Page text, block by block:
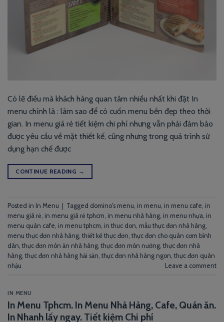
Có lẽ điều mà khách hàng quan tâm nhiều nhất khi đặt In
menu chính là : làm sao để có cuốn menu bền đẹp theo thời
gian. In menu giá rẻ tiết kiệm chi phí nhưng vẫn phải đảm bảo
được yêu cầu về mặt thiết kế, cũng nhưng trong quá trình sử
dụng hạn chế được
CONTINUE READING →
Posted in In Menu | Tagged domino's menu in menu in menu cafe in
menu giá rẻ in menu giá rẻ tphcm in menu nhà hàng in menu nhựa in
menu quán cafe in menu tphcm in thuc don mẫu thực đơn nhà hàng
menu thực đơn nhà hàng thiết kế thực đơn thực đơn cho quán cơm bình
dân thực đơn món ăn nhà hàng thực đơn món nướng thực đơn nhà
hàng thực đơn nhà hàng hải sản thực đơn nhà hàng ngon thực đơn quán
nhậu
Leave a comment
IN MENU
In Menu Tphcm. In Menu Nhà Hàng, Cafe, Quán ăn.
In Nhanh lấy ngay. Tiết kiệm Chi phí